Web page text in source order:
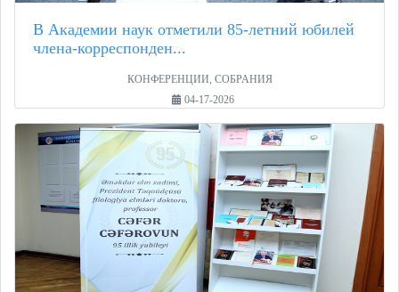
В Академии наук отметили 85-летний юбилей
члена-корреспонден...
КОНФЕРЕНЦИИ, СОБРАНИЯ
04-17-2026